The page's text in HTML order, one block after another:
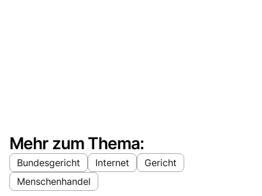
Mehr zum Thema:
Bundesgericht Internet
Gericht
Menschenhandel